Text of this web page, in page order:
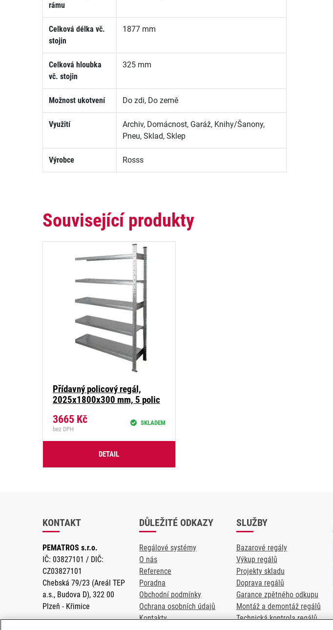
rámu
Celková délka vč.
stojin
1877 mm
Celková hloubka
vč. stojin
325 mm
Možnost ukotvení Do zdi, Do země
Využití
Archiv, Domácnost, Garáž, Knihy/Šanony,
Pneu, Sklad, Sklep
Výrobce Rosss
Související produkty
Přídavný policový regál,
2025x1800x300 mm, 5 polic
3665 Kč
bez DPH
SKLADEM
DETAIL
KONTAKT
PEMATROS s.r.o.
IČ: 03827101 / DIČ:
CZ03827101
Chebská 79/23 (Areál TEP
a.s., Budova D), 322 00
Plzeň - Křimice
DŮLEŽITÉ ODKAZY
Regálové systémy
O nás
Reference
Poradna
Obchodní podmínky
Ochrana osobních údajů
Kontakty
SLUŽBY
Bazarové regály
Výkup regálů
Projekty skladu
Doprava regálů
Garance zpětného odkupu
Montáž a demontáž regálů
Technická kontrola regálů